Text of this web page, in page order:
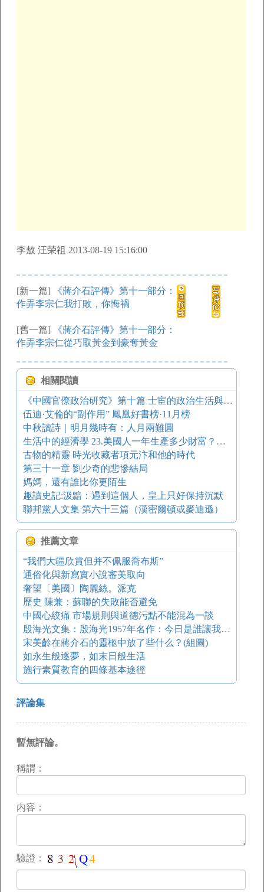
李敖 汪荣祖 2013-08-19 15:16:00
[新一篇]
《蔣介石評傳》第十一部分：
作弄李宗仁我打敗，你悔禍
[舊一篇]
《蔣介石評傳》第十一部分：
作弄李宗仁從巧取黃金到豪奪黃金
相關閱讀
《中國官僚政治研究》第十篇 士宦的政治生活與經濟生活
伍迪·艾倫的“副作用” 鳳凰好書榜·11月榜
中秋讀詩｜明月幾時有：人月兩難圓
生活中的經濟學 23.美國人一年生產多少財富？（上）
古物的精靈 時光收藏者項元汴和他的時代
第三十一章 劉少奇的悲慘結局
媽媽，還有誰比你更陌生
趣讀史記:汲黯：遇到這個人，皇上只好保持沉默
聯邦黨人文集 第六十三篇（漢密爾頓或麥迪遜）
推薦文章
“我們大疆欣賞但并不佩服喬布斯”
通俗化與新寫實小說審美取向
奢望〔美國〕陶麗絲。派克
歷史 陳兼：蘇聯的失敗能否避免
中國心絞痛 市場規則與道德污點不能混為一談
殷海光文集：殷海光1957年名作：今日是誰讓我們不能說真話分類
宋美齡在蔣介石的靈柩中放了些什么？(組圖)
如永生般逐夢，如末日般生活
施行素質教育的四條基本途徑
評論集
暫無評論。
稱謂：
内容：
驗證：